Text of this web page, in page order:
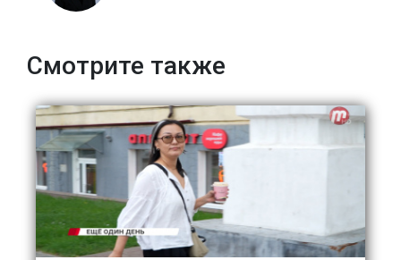
Смотрите также